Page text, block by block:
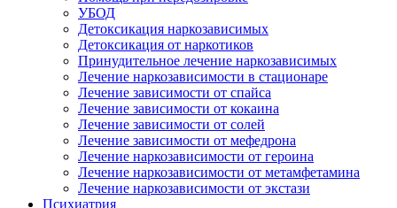
УБОД
Детоксикация наркозависимых
Детоксикация от наркотиков
Принудительное лечение наркозависимых
Лечение наркозависимости в стационаре
Лечение зависимости от спайса
Лечение зависимости от кокаина
Лечение зависимости от солей
Лечение зависимости от мефедрона
Лечение наркозависимости от героина
Лечение наркозависимости от метамфетамина
Лечение наркозависимости от экстази
Психиатрия